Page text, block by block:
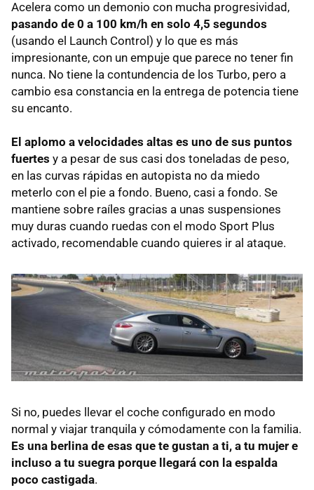
Acelera como un demonio con mucha progresividad,
pasando de 0 a 100 km/h en solo 4,5 segundos
(usando el Launch Control) y lo que es más
impresionante, con un empuje que parece no tener fin
nunca. No tiene la contundencia de los Turbo, pero a
cambio esa constancia en la entrega de potencia tiene
su encanto.
El aplomo a velocidades altas es uno de sus puntos
fuertes y a pesar de sus casi dos toneladas de peso,
en las curvas rápidas en autopista no da miedo
meterlo con el pie a fondo. Bueno, casi a fondo. Se
mantiene sobre raíles gracias a unas suspensiones
muy duras cuando ruedas con el modo Sport Plus
activado, recomendable cuando quieres ir al ataque.
Si no, puedes llevar el coche configurado en modo
normal y viajar tranquila y cómodamente con la familia.
Es una berlina de esas que te gustan a ti, a tu mujer e
incluso a tu suegra porque llegará con la espalda
poco castigada.